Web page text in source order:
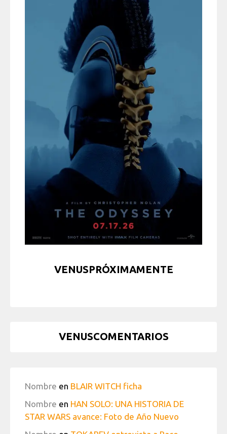
VENUSPRÓXIMAMENTE
VENUSCOMENTARIOS
Nombre en BLAIR WITCH ficha
Nombre en HAN SOLO: UNA HISTORIA DE
STAR WARS avance: Foto de Año Nuevo